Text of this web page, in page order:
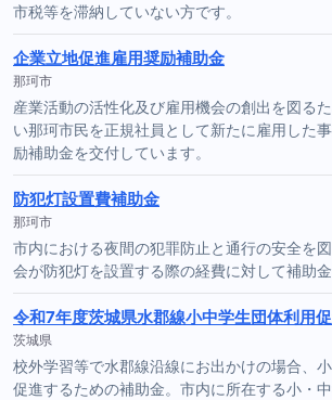
市税等を滞納していない方です。
企業立地促進雇用奨励補助金
那珂市
産業活動の活性化及び雇用機会の創出を図る
い那珂市民を正規社員として新たに雇用した
励補助金を交付しています。
防犯灯設置費補助金
那珂市
市内における夜間の犯罪防止と通行の安全を
会が防犯灯を設置する際の経費に対して補助金
令和7年度茨城県水郡線小中学生団体利用
茨城県
校外学習等で水郡線沿線にお出かけの場合、
促進するための補助金。市内に所在する小・